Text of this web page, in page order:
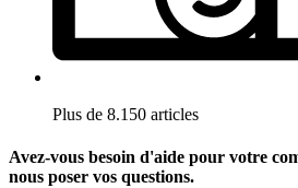
Plus de 8.150 articles
Avez-vous besoin d'aide pour votre
nous poser vos questions.